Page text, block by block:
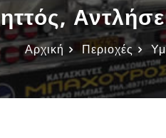
Αρχική Περιοχές